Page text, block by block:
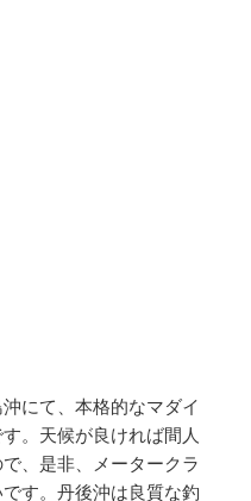
にて、本格的なマダイ
。天候が良ければ間人
、是非、メータークラ
す。丹後沖は良質な釣